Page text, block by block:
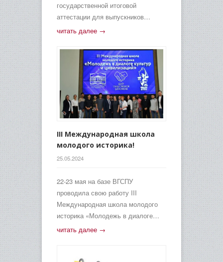
государственной итоговой
аттестации для выпускников…
читать далее →
III Международная школа
молодого историка!
25.05.2024
22-23 мая на базе ВГСПУ
проводила свою работу III
Международная школа молодого
историка «Молодежь в диалоге…
читать далее →